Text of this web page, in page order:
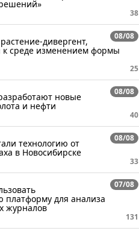
38
08/08
дивергент,
среде изменением формы
25
08/08
новые
и нефти
40
08/08
технологию от
в Новосибирске
33
07/08
для анализа
журналов
131